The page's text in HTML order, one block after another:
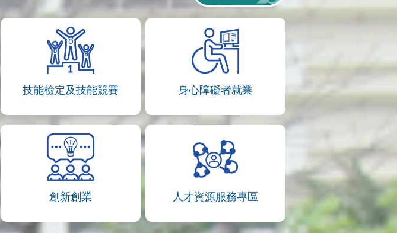
技能檢定及技能競賽 身心障礙者就業
創新創業 人才資源服務專區